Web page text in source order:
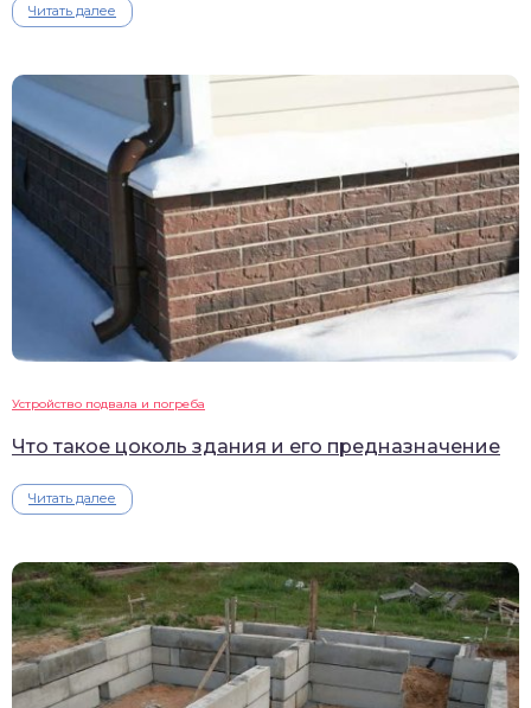
Читать далее
Устройство подвала и погреба
Что такое цоколь здания и его предназначение
Читать далее